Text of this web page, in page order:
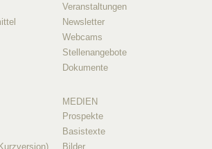
Veranstaltungen
Newsletter
Webcams
Stellenangebote
Dokumente
MEDIEN
Prospekte
Basistexte
Bilder